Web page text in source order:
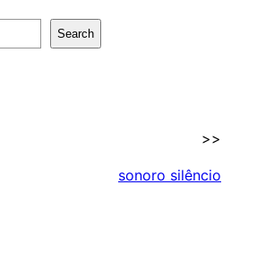
Search
>>
sonoro silêncio